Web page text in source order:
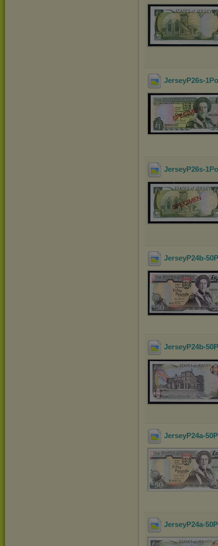
JerseyP26s-
JerseyP26s-
JerseyP24b-
JerseyP24b-
JerseyP24a-
JerseyP24a-